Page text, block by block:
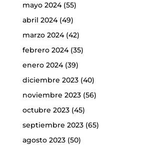
mayo 2024(55)
abril 2024(49)
marzo 2024(42)
febrero 2024(35)
enero 2024(39)
diciembre 2023(40)
noviembre 2023(56)
octubre 2023(45)
septiembre 2023(65)
agosto 2023(50)